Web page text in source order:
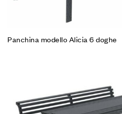
Panchina modello Alicia 6 doghe